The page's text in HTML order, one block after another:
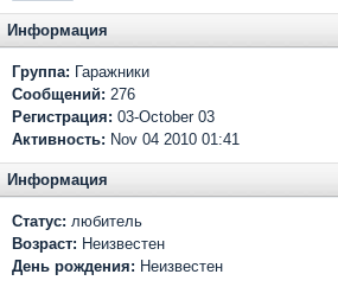
Информация
Группа: Гаражники
Сообщений: 276
Регистрация: 03-October 03
Активность: Nov 04 2010 01:41
Информация
Статус: любитель
Возраст: Неизвестен
День рождения: Неизвестен